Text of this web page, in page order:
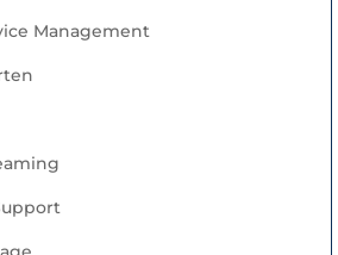
Management